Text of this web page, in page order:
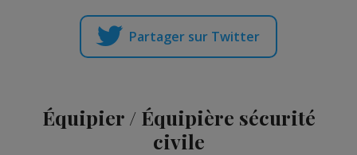
Partager sur Twitter
Équipier / Équipière sécurité
civile